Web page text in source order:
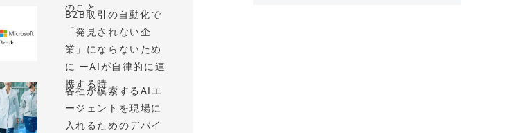
のこと
B2B取引の自動化で
「発見されない企
業」にならないため
に ーAIが自律的に連
携する時...
各社が模索するAIエ
ージェントを現場に
入れるためのデバイ